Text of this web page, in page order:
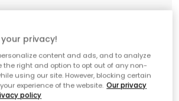
privacy!
content and ads, and to analyze
the right and option to opt out of any non-
using our site. However, blocking certain
experience of the website. Our privacy
policy